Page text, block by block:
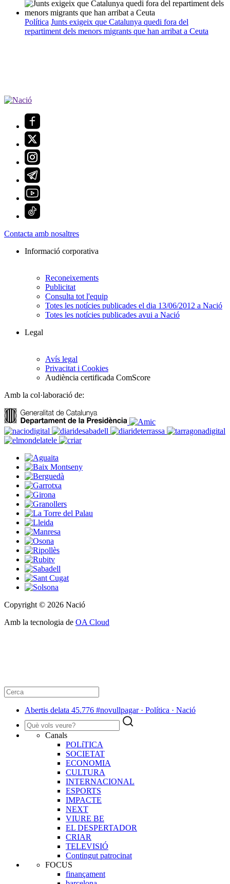
Política Junts exigeix que Catalunya quedi fora del
repartiment dels menors migrants que han arribat a Ceuta
Contacta amb nosaltres
Informació corporativa
Reconeixements
Publicitat
Consulta tot l'equip
Totes les notícies publicades el dia 13/06/2012 a Nació
Totes les notícies publicades avui a Nació
Legal
Avís legal
Privacitat i Cookies
Audiència certificada ComScore
Amb la col·laboració de:
Copyright © 2026 Nació
Amb la tecnologia de OA Cloud
Abertis delata 45.776 #novullpagar · Política · Nació
Canals
POLíTICA
SOCIETAT
ECONOMIA
CULTURA
INTERNACIONAL
ESPORTS
IMPACTE
NEXT
VIURE BE
EL DESPERTADOR
CRIAR
TELEVISIÓ
Contingut patrocinat
FOCUS
finançament